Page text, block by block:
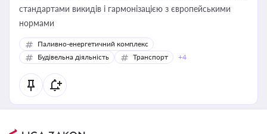
стандартами викидів і гармонізацією з європейськими
нормами
Паливно-енергетичний комплекс
Будівельна діяльність
Транспорт +4